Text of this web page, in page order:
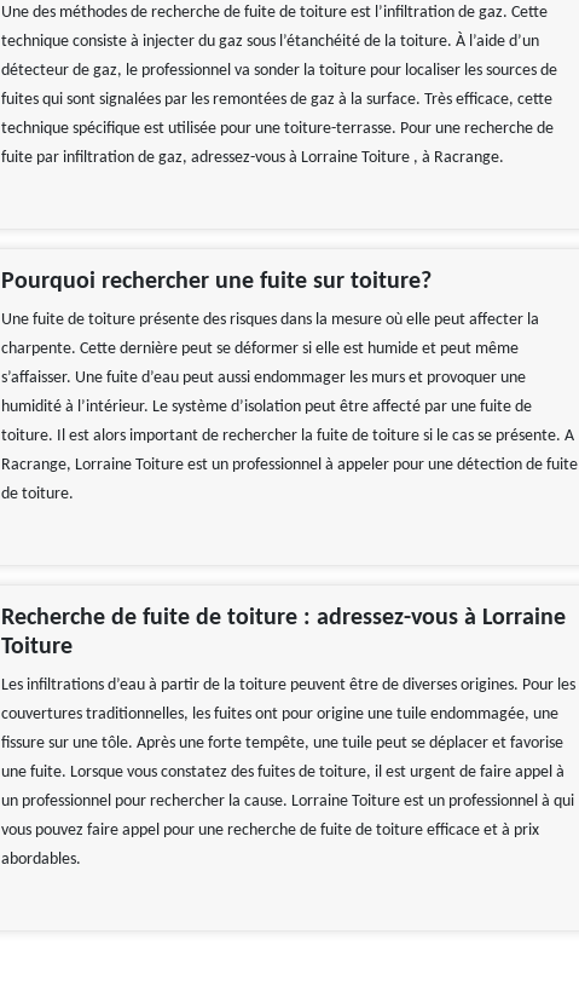
Une des méthodes de recherche de fuite de toiture est l’infiltration de gaz. Cette
technique consiste à injecter du gaz sous l’étanchéité de la toiture. À l’aide d’un
détecteur de gaz, le professionnel va sonder la toiture pour localiser les sources de
fuites qui sont signalées par les remontées de gaz à la surface. Très efficace, cette
technique spécifique est utilisée pour une toiture-terrasse. Pour une recherche de
fuite par infiltration de gaz, adressez-vous à Lorraine Toiture , à Racrange.
Pourquoi rechercher une fuite sur toiture?
Une fuite de toiture présente des risques dans la mesure où elle peut affecter la
charpente. Cette dernière peut se déformer si elle est humide et peut même
s’affaisser. Une fuite d’eau peut aussi endommager les murs et provoquer une
humidité à l’intérieur. Le système d’isolation peut être affecté par une fuite de
toiture. Il est alors important de rechercher la fuite de toiture si le cas se présente. A
Racrange, Lorraine Toiture est un professionnel à appeler pour une détection de fuite
de toiture.
Recherche de fuite de toiture : adressez-vous à Lorraine
Toiture
Les infiltrations d’eau à partir de la toiture peuvent être de diverses origines. Pour les
couvertures traditionnelles, les fuites ont pour origine une tuile endommagée, une
fissure sur une tôle. Après une forte tempête, une tuile peut se déplacer et favorise
une fuite. Lorsque vous constatez des fuites de toiture, il est urgent de faire appel à
un professionnel pour rechercher la cause. Lorraine Toiture est un professionnel à qui
vous pouvez faire appel pour une recherche de fuite de toiture efficace et à prix
abordables.